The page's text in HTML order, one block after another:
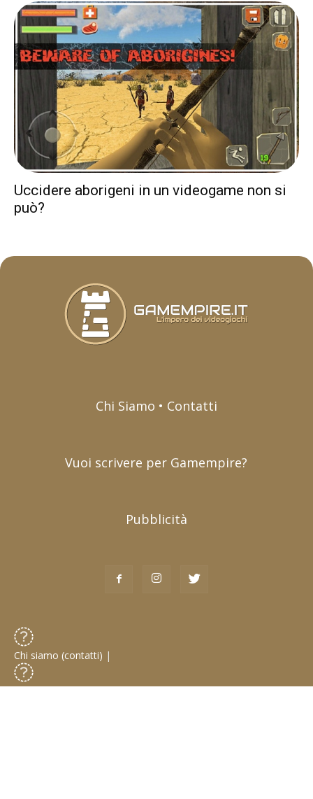
Uccidere aborigeni in un videogame non si
può?
Chi Siamo • Contatti
Vuoi scrivere per Gamempire?
Pubblicità
Chi siamo (contatti) |
Pubblicità (advertising)|